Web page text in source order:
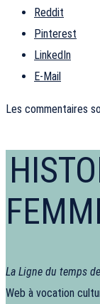
Reddit
Pinterest
LinkedIn
E-Mail
Les commentaires
La Ligne du temps
Web à vocation